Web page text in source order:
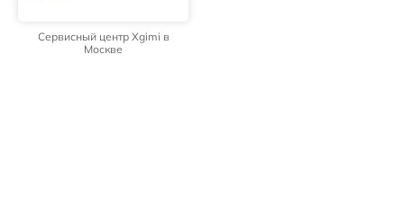
Сервисный центр Xgimi в
Москве